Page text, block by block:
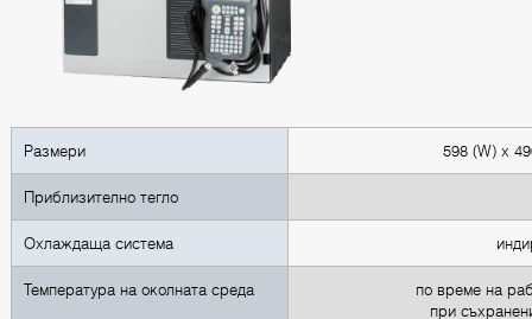
Размери 598 (W) x
Приблизително тегло
Охлаждаща система
Температура на околната среда
по време на
при